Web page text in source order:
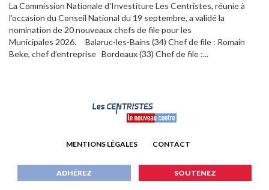
La Commission Nationale d'Investiture Les Centristes, réunie à
l'occasion du Conseil National du 19 septembre, a validé la
nomination de 20 nouveaux chefs de file pour les
Municipales 2026. Balaruc-les-Bains (34) Chef de file : Romain
Beke, chef d’entreprise Bordeaux (33) Chef de file :...
MENTIONS LÉGALES CONTACT
ADHÉREZ SOUTENEZ